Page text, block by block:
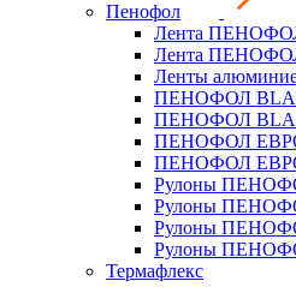
Пенофол
Лента
Лента
Ленты
ПЕНОФОЛ
ПЕНОФОЛ
ПЕНОФОЛ
ПЕНОФОЛ
Рулоны
Рулоны
Рулоны
Рулоны
Термафлекс